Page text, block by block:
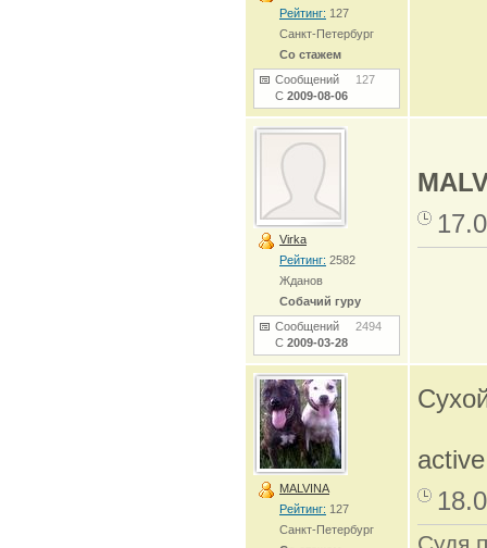
Рейтинг: 127
Санкт-Петербург
Со стажем
Сообщений 127
С 2009-08-06
Virka
Рейтинг: 2582
Жданов
Собачий гуру
Сообщений 2494
С 2009-03-28
MALVINA
Рейтинг: 127
Санкт-Петербург